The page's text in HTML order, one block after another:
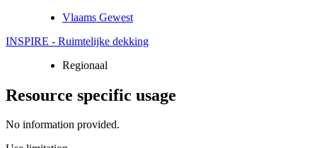
Vlaams Gewest
INSPIRE - Ruimtelijke dekking
Regionaal
Resource specific usage
No information provided.